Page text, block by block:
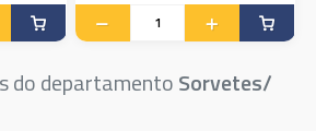
do departamentoSorvetes/